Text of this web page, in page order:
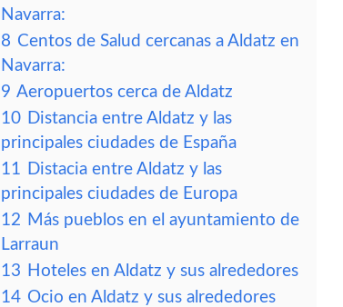
Navarra:
8 Centos de Salud cercanas a Aldatz en
Navarra:
9 Aeropuertos cerca de Aldatz
10 Distancia entre Aldatz y las
principales ciudades de España
11 Distacia entre Aldatz y las
principales ciudades de Europa
12 Más pueblos en el ayuntamiento de
Larraun
13 Hoteles en Aldatz y sus alrededores
14 Ocio en Aldatz y sus alrededores